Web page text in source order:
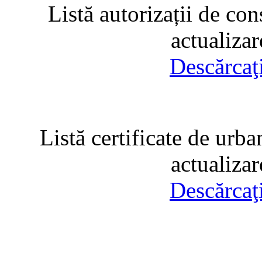
Listă autorizații de
Listă certificate de